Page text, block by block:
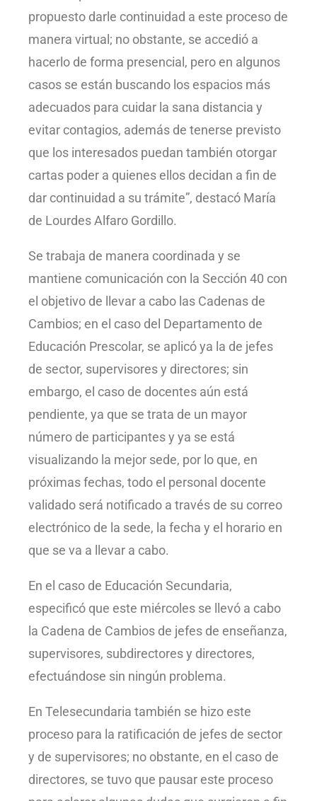
propuesto darle continuidad a este proceso de
manera virtual; no obstante, se accedió a
hacerlo de forma presencial, pero en algunos
casos se están buscando los espacios más
adecuados para cuidar la sana distancia y
evitar contagios, además de tenerse previsto
que los interesados puedan también otorgar
cartas poder a quienes ellos decidan a fin de
dar continuidad a su trámite”, destacó María
de Lourdes Alfaro Gordillo.
Se trabaja de manera coordinada y se
mantiene comunicación con la Sección 40 con
el objetivo de llevar a cabo las Cadenas de
Cambios; en el caso del Departamento de
Educación Prescolar, se aplicó ya la de jefes
de sector, supervisores y directores; sin
embargo, el caso de docentes aún está
pendiente, ya que se trata de un mayor
número de participantes y ya se está
visualizando la mejor sede, por lo que, en
próximas fechas, todo el personal docente
validado será notificado a través de su correo
electrónico de la sede, la fecha y el horario en
que se va a llevar a cabo.
En el caso de Educación Secundaria,
especificó que este miércoles se llevó a cabo
la Cadena de Cambios de jefes de enseñanza,
supervisores, subdirectores y directores,
efectuándose sin ningún problema.
En Telesecundaria también se hizo este
proceso para la ratificación de jefes de sector
y de supervisores; no obstante, en el caso de
directores, se tuvo que pausar este proceso